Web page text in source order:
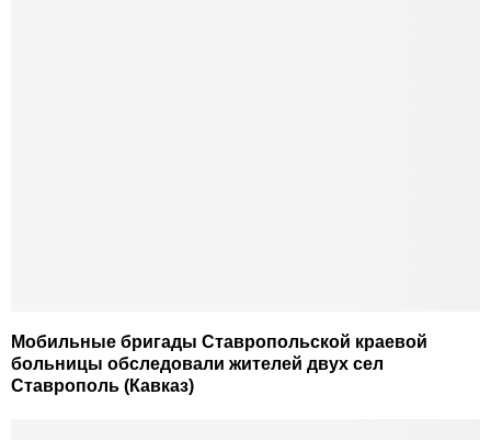
Мобильные бригады Ставропольской краевой
больницы обследовали жителей двух сел
Ставрополь (Кавказ)